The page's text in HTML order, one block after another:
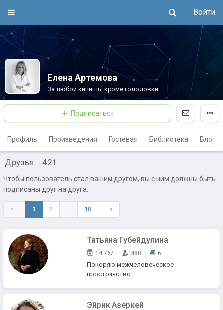
Войти
Елена Артемова
За любой кипишь, кроме голодовки
Подписаться
Профиль Произведения Гостевая Библиотека Блог
Друзья · 421
Чтобы пользователь стал вашим другом, вы с ним должны быть
подписаны друг на друга.
<— 1 2 … 18 —>
Татьяна Губейдулина
14 767 488 6
Покоряю межчеловеческое
пространство
Эйрик Азеркей